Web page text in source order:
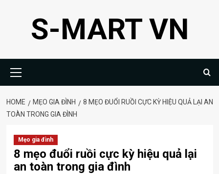
S-MART VN
Menu
HOME MẸO GIA ĐÌNH
8 MẸO ĐUỔI RUỒI CỰC KỲ HIỆU QUẢ LẠI AN
TOÀN TRONG GIA ĐÌNH
Mẹo gia đình
8 mẹo đuổi ruồi cực kỳ hiệu quả lại
an toàn trong gia đình